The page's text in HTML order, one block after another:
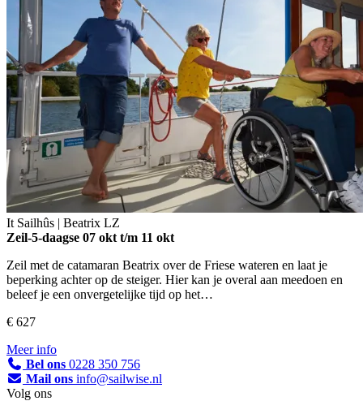
It Sailhûs | Beatrix LZ
Zeil-5-daagse 07 okt t/m 11 okt
Zeil met de catamaran Beatrix over de Friese wateren en laat je
beperking achter op de steiger. Hier kan je overal aan meedoen en
beleef je een onvergetelijke tijd op het…
€ 627
Meer info
Bel ons 0228 350 756
Mail ons info@sailwise.nl
Volg ons